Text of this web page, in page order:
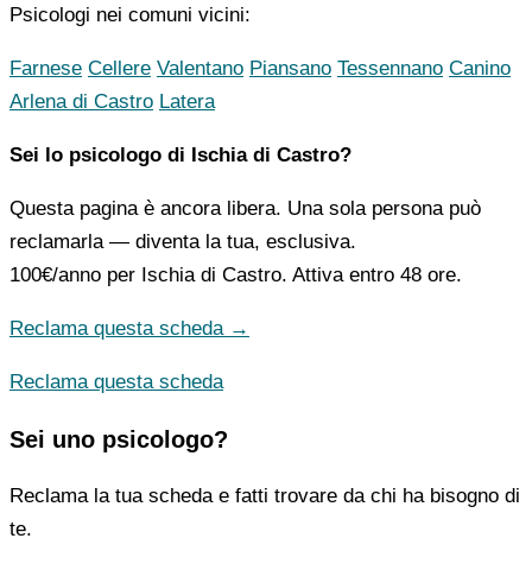
Psicologi nei comuni vicini:
Farnese Cellere Valentano Piansano Tessennano Canino
Arlena di Castro Latera
Sei lo psicologo di Ischia di Castro?
Questa pagina è ancora libera. Una sola persona può
reclamarla — diventa la tua, esclusiva.
100€/anno per Ischia di Castro. Attiva entro 48 ore.
Reclama questa scheda →
Reclama questa scheda
Sei uno psicologo?
Reclama la tua scheda e fatti trovare da chi ha bisogno di
te.